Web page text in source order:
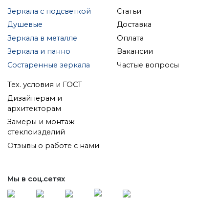
Зеркала с подсветкой
Душевые
Зеркала в металле
Зеркала и панно
Состаренные зеркала
Статьи
Доставка
Оплата
Вакансии
Частые вопросы
Тех. условия и ГОСТ
Дизайнерам и
архитекторам
Замеры и монтаж
стеклоизделий
Отзывы о работе с нами
Мы в соц.сетях